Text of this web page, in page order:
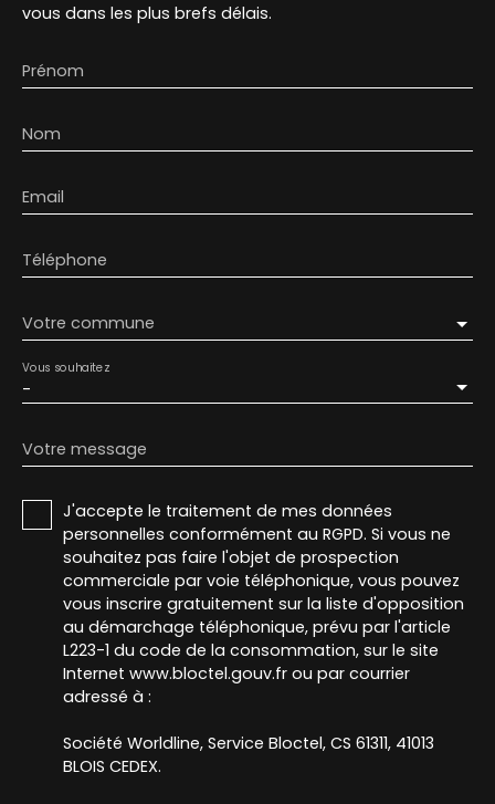
vous dans les plus brefs délais.
Prénom
Nom
Email
Téléphone
Votre commune
-
Vous souhaitez
Votre message
J'accepte le traitement de mes données
personnelles conformément au RGPD. Si vous ne
souhaitez pas faire l'objet de prospection
commerciale par voie téléphonique, vous pouvez
vous inscrire gratuitement sur la liste d'opposition
au démarchage téléphonique, prévu par l'article
L223-1 du code de la consommation, sur le site
Internet www.bloctel.gouv.fr ou par courrier
adressé à :
Société Worldline, Service Bloctel, CS 61311, 41013
BLOIS CEDEX.